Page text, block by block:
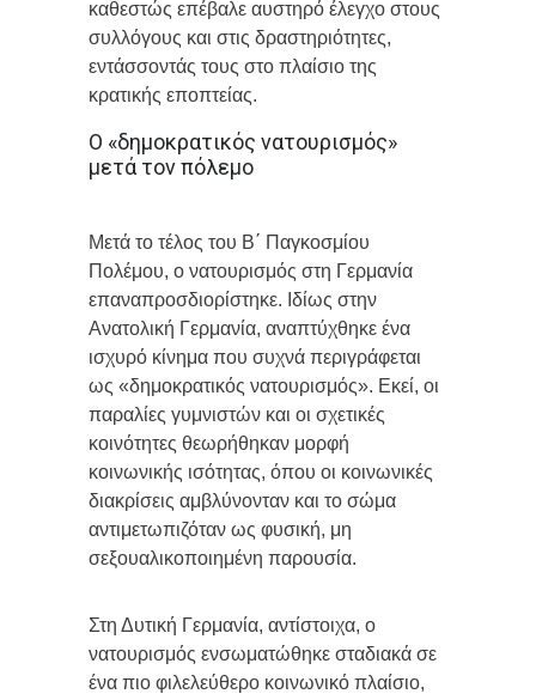
καθεστώς επέβαλε αυστηρό έλεγχο στους
συλλόγους και στις δραστηριότητες,
εντάσσοντάς τους στο πλαίσιο της
κρατικής εποπτείας.
Ο «δημοκρατικός νατουρισμός»
μετά τον πόλεμο
Μετά το τέλος του Β΄ Παγκοσμίου
Πολέμου, ο νατουρισμός στη Γερμανία
επαναπροσδιορίστηκε. Ιδίως στην
Ανατολική Γερμανία, αναπτύχθηκε ένα
ισχυρό κίνημα που συχνά περιγράφεται
ως «δημοκρατικός νατουρισμός». Εκεί, οι
παραλίες γυμνιστών και οι σχετικές
κοινότητες θεωρήθηκαν μορφή
κοινωνικής ισότητας, όπου οι κοινωνικές
διακρίσεις αμβλύνονταν και το σώμα
αντιμετωπιζόταν ως φυσική, μη
σεξουαλικοποιημένη παρουσία.
Στη Δυτική Γερμανία, αντίστοιχα, ο
νατουρισμός ενσωματώθηκε σταδιακά σε
ένα πιο φιλελεύθερο κοινωνικό πλαίσιο,